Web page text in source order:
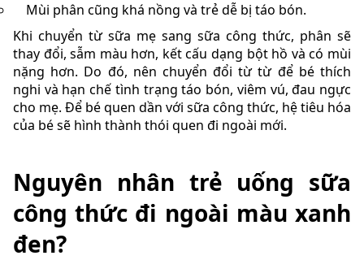
Mùi phân cũng khá nồng và trẻ dễ bị táo bón.
Khi chuyển từ sữa mẹ sang sữa công thức, phân sẽ
thay đổi, sẫm màu hơn, kết cấu dạng bột hồ và có mùi
nặng hơn. Do đó, nên chuyển đổi từ từ để bé thích
nghi và hạn chế tình trạng táo bón, viêm vú, đau ngực
cho mẹ. Để bé quen dần với sữa công thức, hệ tiêu hóa
của bé sẽ hình thành thói quen đi ngoài mới.
Nguyên nhân trẻ uống sữa
công thức đi ngoài màu xanh
đen?